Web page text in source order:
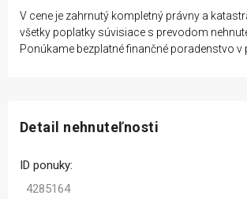
V cene je zahrnutý kompletný právny a
všetky poplatky súvisiace s prevodom
Ponúkame bezplatné finančné poradenstvo v
Detail nehnuteľnosti
ID ponuky:
4285164